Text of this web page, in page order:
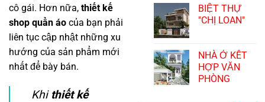
cô gái. Hơn nữa, thiết kế
shop quần áo của bạn phải
liên tục cập nhật những xu
hướng của sản phẩm mới
nhất để bày bán.
Khi thiết kế
BIỆT THỰ
"CHỊ LOAN"
NHÀ Ở KẾT
HỢP VĂN
PHÒNG